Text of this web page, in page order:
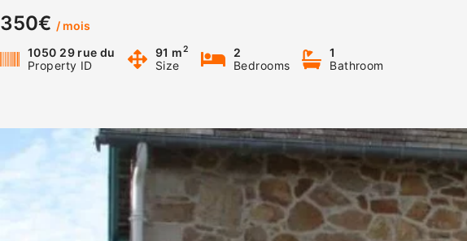
350€ / mois
1050 29 rue du
Property ID
91 m2
Size
2
Bedrooms
1
Bathroom